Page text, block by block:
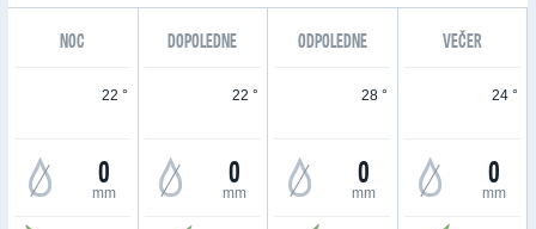
NOC DOPOLEDNE ODPOLEDNE VEČER
22 °
0
mm
22 °
0
mm
28 °
0
mm
24 °
0
mm